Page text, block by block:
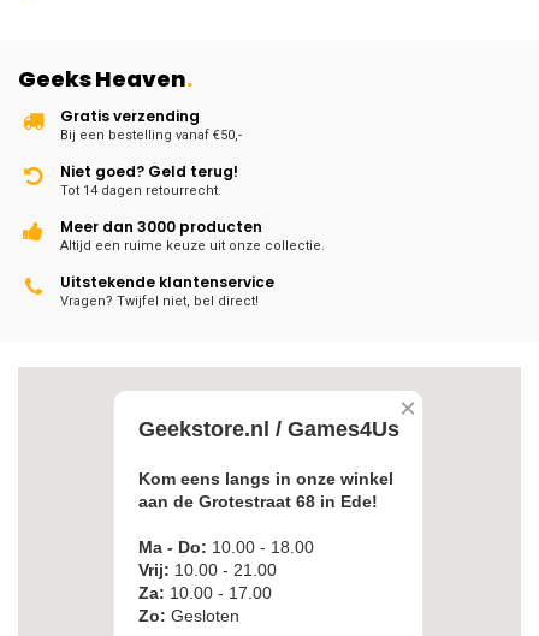
Geeks Heaven.
Gratis verzending
Bij een bestelling vanaf €50,-
Niet goed? Geld terug!
Tot 14 dagen retourrecht.
Meer dan 3000 producten
Altijd een ruime keuze uit onze collectie.
Uitstekende klantenservice
Vragen? Twijfel niet, bel direct!